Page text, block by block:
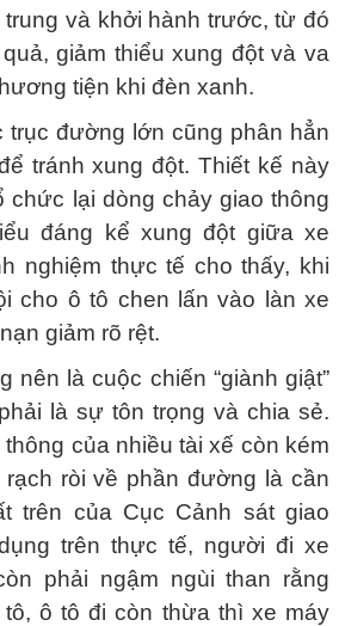
trung và khởi hành trước, từ đó
giảm thiểu xung đột và va
tiện khi đèn xanh.
trục đường lớn cũng phân hẳn
tránh xung đột. Thiết kế này
chức lại dòng chảy giao thông
đáng kể xung đột giữa xe
nghiệm thực tế cho thấy, khi
cho ô tô chen lấn vào làn xe
giảm rõ rệt.
nên là cuộc chiến “giành giật”
là sự tôn trọng và chia sẻ.
của nhiều tài xế còn kém
ròi về phần đường là cần
trên của Cục Cảnh sát giao
trên thực tế, người đi xe
phải ngậm ngùi than rằng
ô tô đi còn thừa thì xe máy